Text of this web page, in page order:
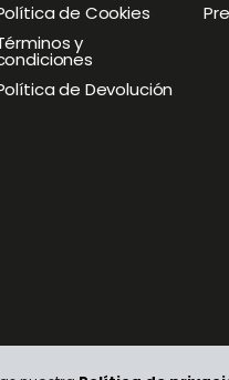
n
M
e
n
de Cookies
y
de Devolución